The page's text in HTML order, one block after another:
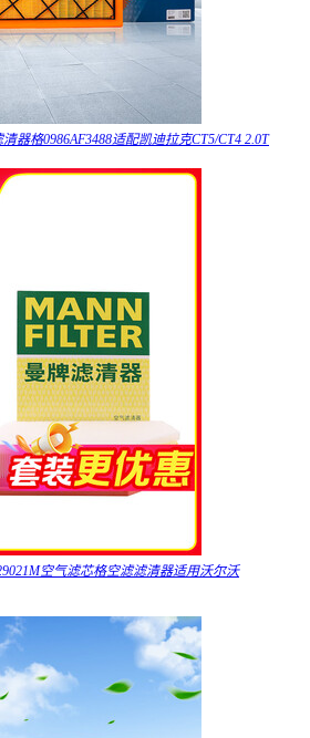
器格0986AF3488适配凯迪拉克CT5/CT4 2.0T
空气滤芯格空滤滤清器适用沃尔沃